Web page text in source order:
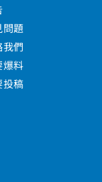
問題
我們
爆料
投稿